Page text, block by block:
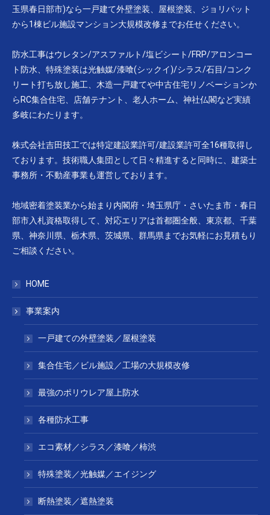
玉県春日部市)なら一戸建て外壁塗装、屋根塗装、ジョリパット
から1棟ビル施設マンション大規模改修までお任せください。
防水工事はウレタン/アスファルト/塩ビシート/FRP/アロンコー
ト防水、特殊塗装は光触媒/漆喰(シックイ)/シラス/石目/コンク
リート打ち放し施工、木造一戸建てや中古住宅リノベーションか
らRC集合住宅、店舗テナント、老人ホーム、神社仏閣など実績
多岐にわたります。
株式会社吉田技工では特定建設業許可/建設業許可全16種取得し
ております。技術職人集団として日々精進すると同時に、建築士
事務所・不動産事業も運営しております。
地域密着塗装業から始まり内閣府・埼玉県庁・さいたま市・春日
部市入札資格取得して、対応エリアは首都圏全般、東京都、千葉
県、神奈川県、栃木県、茨城県、群馬県までお気軽にお見積もり
ご相談ください。
HOME
事業案内
一戸建ての外壁塗装／屋根塗装
集合住宅／ビル施設／工場の大規模改修
最強のポリウレア屋上防水
各種防水工事
エコ素材／シラス／漆喰／柿渋
特殊塗装／光触媒／エイジング
断熱塗装／遮熱塗装